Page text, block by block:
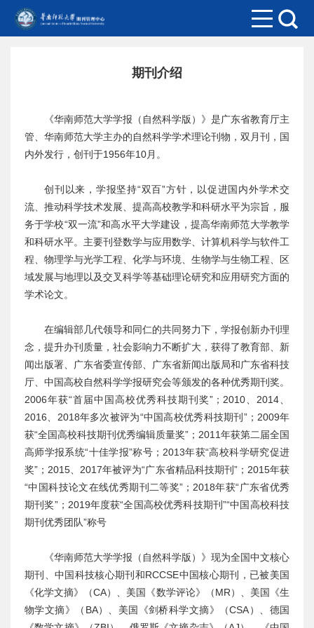
期刊介绍
《华南师范大学学报（自然科学版）》是广东省教育厅主
管、华南师范大学主办的自然科学学术理论刊物，双月刊，国
内外发行，创刊于1956年10月。
创刊以来，学报坚持“双百”方针，以促进国内外学术交
流、推动科学技术发展、提高高校教学和科研水平为宗旨，服
务于学校“双一流”和高水平大学建设，提高华南师范大学教学
和科研水平。主要刊登数学与应用数学、计算机科学与软件工
程、物理学与光学工程、化学与环境、生物学与生物工程、区
域发展与地理以及交叉科学等基础理论研究和应用研究方面的
学术论文。
在编辑部几代领导和同仁的共同努力下，学报创新办刊理
念，提升办刊质量，社会影响力不断扩大，获得了教育部、新
闻出版署、广东省委宣传部、广东省新闻出版局和广东省科技
厅、中国高校自然科学学报研究会等颁发的各种优秀期刊奖。
2006年获“首届中国高校优秀科技期刊奖”；2010、2014、
2016、2018年多次被评为“中国高校优秀科技期刊”；2009年
获“全国高校科技期刊优秀编辑质量奖”；2011年获第二届全国
高师学报系统“十佳学报”称号；2013年获“高校科学研究促进
奖”；2015、2017年被评为“广东省精品科技期刊”；2015年获
“中国科技论文在线优秀期刊二等奖”；2018年获“广东省优秀
期刊奖”；2019年度获“全国高校优秀科技期刊”“中国高校科技
期刊优秀团队”称号
《华南师范大学学报（自然科学版）》现为全国中文核心
期刊、中国科技核心期刊和RCCSE中国核心期刊，已被美国
《化学文摘》（CA）、美国《数学评论》（MR）、美国《生
物学文摘》（BA）、美国《剑桥科学文摘》（CSA）、德国